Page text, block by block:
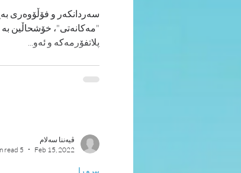
پلاتفۆرمەکە و ئەو...
بیروڕا
ڤیەننا سەلام
Feb 15, 2022
5 min read